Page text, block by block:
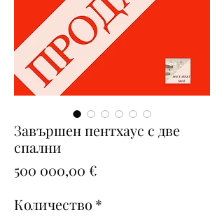
Завършен пентхаус с две
спални
500 000,00 €
Количество *